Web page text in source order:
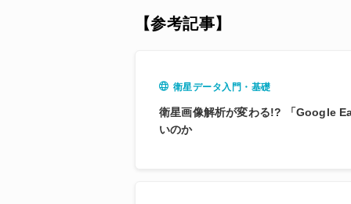
【参考記事】
衛星データ入門・基礎
衛星画像解析が変わる!? 「Google
いのか